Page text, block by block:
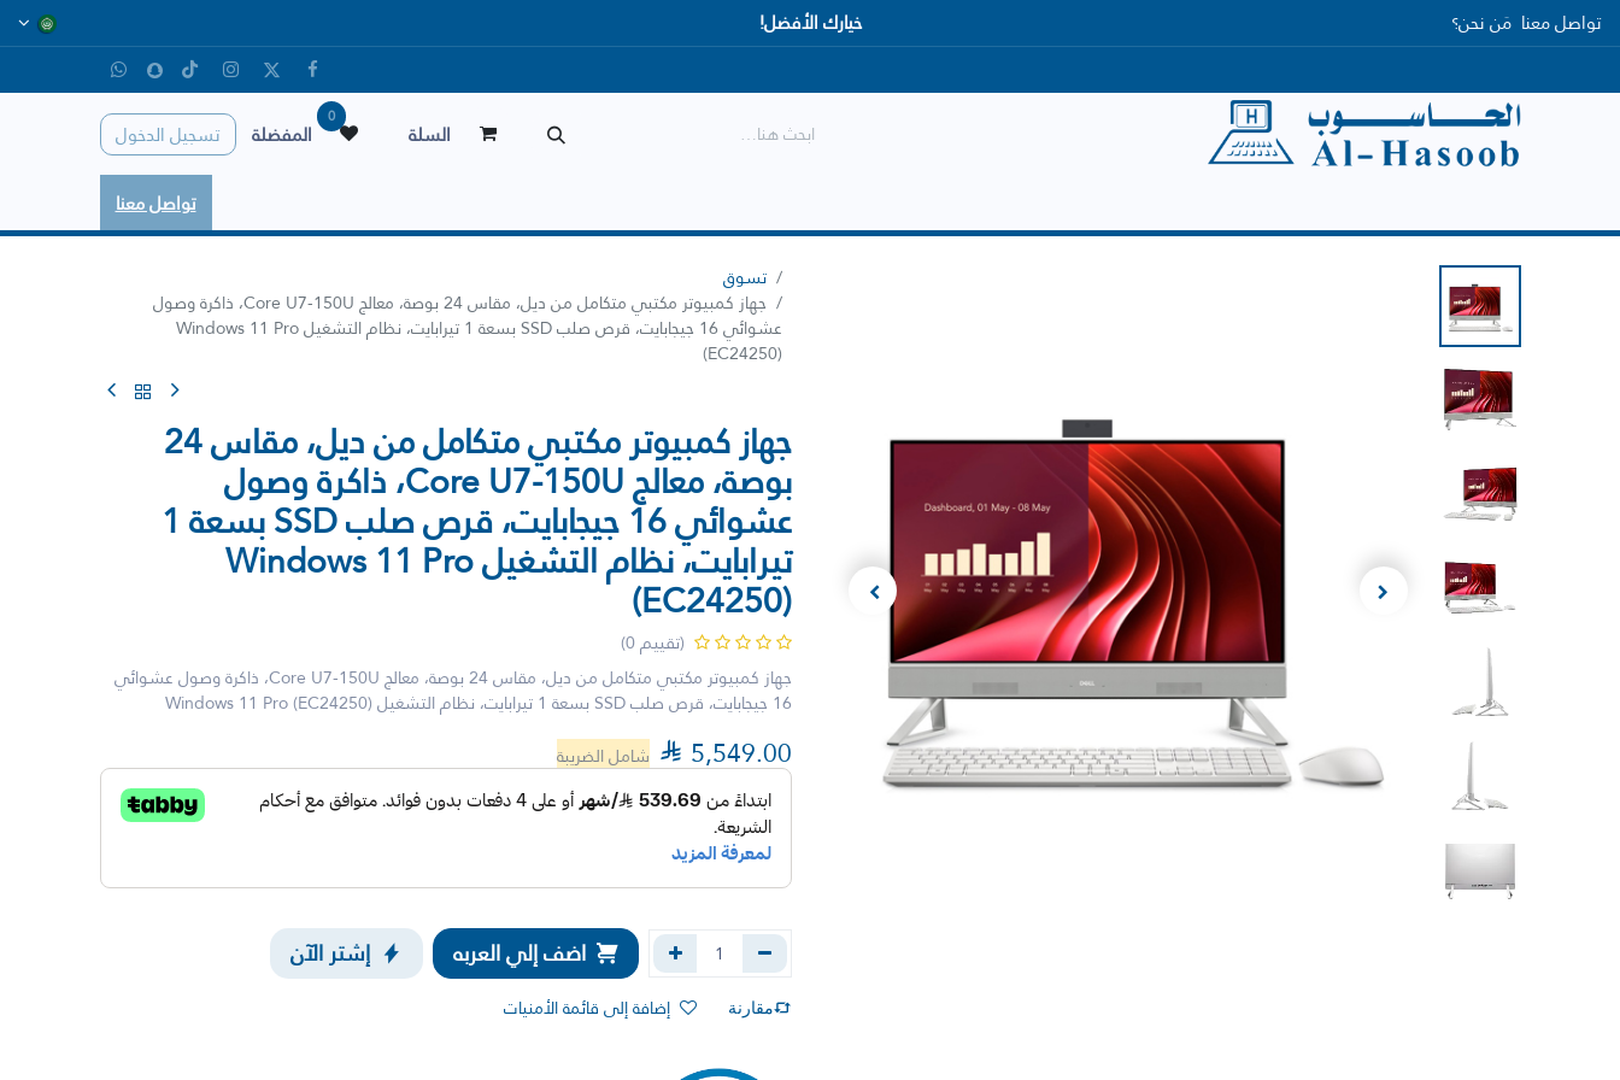
تواصل معنا مَن نحن؟ خيارك الأفضل!
السلة
0
المفضلة
تسجيل الدخول
تواصل معنا
تسوق
جهاز كمبيوتر مكتبي متكامل من ديل، مقاس 24 بوصة، معالج Core U7-150U، ذاكرة وصول
عشوائي 16 جيجابايت، قرص صلب SSD بسعة 1 تيرابايت، نظام التشغيل Windows 11 Pro
(EC24250)
جهاز كمبيوتر مكتبي متكامل من ديل، مقاس 24
بوصة، معالج Core U7-150U، ذاكرة وصول
عشوائي 16 جيجابايت، قرص صلب SSD بسعة 1
تيرابايت، نظام التشغيل Windows 11 Pro
(EC24250)
(تقييم 0)
جهاز كمبيوتر مكتبي متكامل من ديل، مقاس 24 بوصة، معالج Core U7-150U، ذاكرة وصول عشوائي
16 جيجابايت، قرص صلب SSD بسعة 1 تيرابايت، نظام التشغيل Windows 11 Pro (EC24250)
 5,549.00 شامل الضريبة
اضف إلي العربه إشتر الآن
مقارنة إضافة إلى قائمة الأمنيات